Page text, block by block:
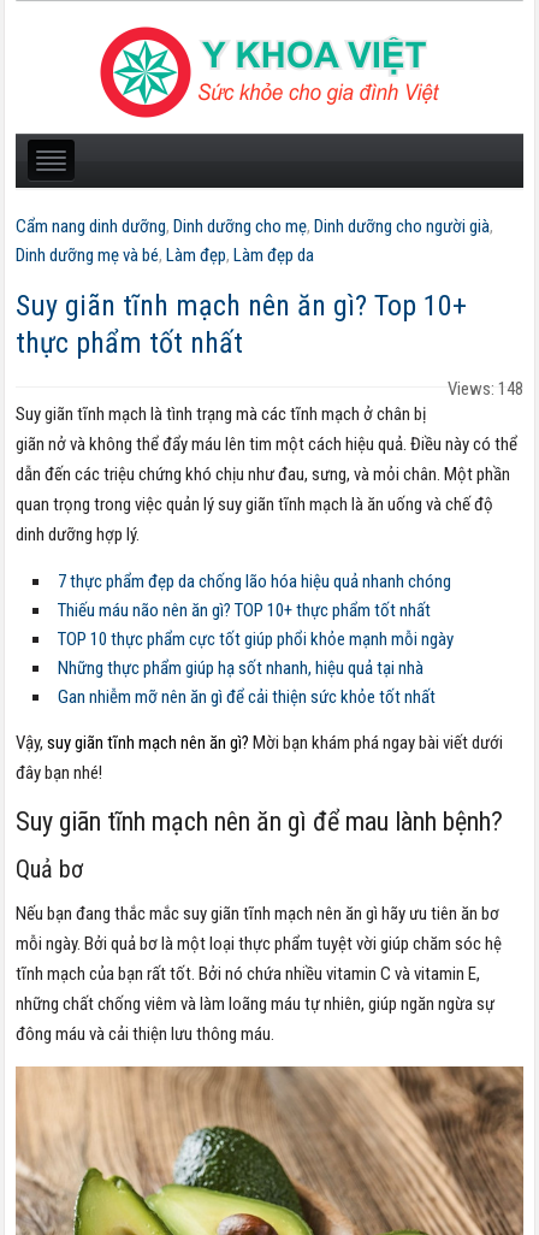
Cẩm nang dinh dưỡng,Dinh dưỡng cho mẹ,Dinh dưỡng cho người già,
Dinh dưỡng mẹ và bé,Làm đẹp,Làm đẹp da
Suy giãn tĩnh mạch nên ăn gì? Top 10+
thực phẩm tốt nhất
Views: 148
Suy giãn tĩnh mạch là tình trạng mà các tĩnh mạch ở chân bị
giãn nở và không thể đẩy máu lên tim một cách hiệu quả. Điều này có thể
dẫn đến các triệu chứng khó chịu như đau, sưng, và mỏi chân. Một phần
quan trọng trong việc quản lý suy giãn tĩnh mạch là ăn uống và chế độ
dinh dưỡng hợp lý.
7 thực phẩm đẹp da chống lão hóa hiệu quả nhanh chóng
Thiếu máu não nên ăn gì? TOP 10+ thực phẩm tốt nhất
TOP 10 thực phẩm cực tốt giúp phổi khỏe mạnh mỗi ngày
Những thực phẩm giúp hạ sốt nhanh, hiệu quả tại nhà
Gan nhiễm mỡ nên ăn gì để cải thiện sức khỏe tốt nhất
Vậy,suy giãn tĩnh mạch nên ăn gì? Mời bạn khám phá ngay bài viết dưới
đây bạn nhé!
Suy giãn tĩnh mạch nên ăn gì để mau lành bệnh?
Quả bơ
Nếu bạn đang thắc mắc suy giãn tĩnh mạch nên ăn gì hãy ưu tiên ăn bơ
mỗi ngày. Bởi quả bơ là một loại thực phẩm tuyệt vời giúp chăm sóc hệ
tĩnh mạch của bạn rất tốt. Bởi nó chứa nhiều vitamin C và vitamin E,
những chất chống viêm và làm loãng máu tự nhiên, giúp ngăn ngừa sự
đông máu và cải thiện lưu thông máu.